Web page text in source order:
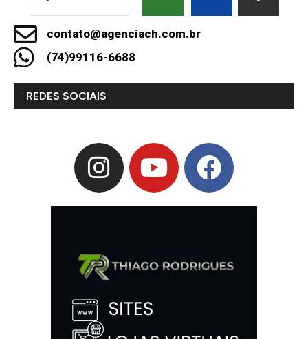
contato@agenciach.com.br
(74)99116-6688
REDES SOCIAIS